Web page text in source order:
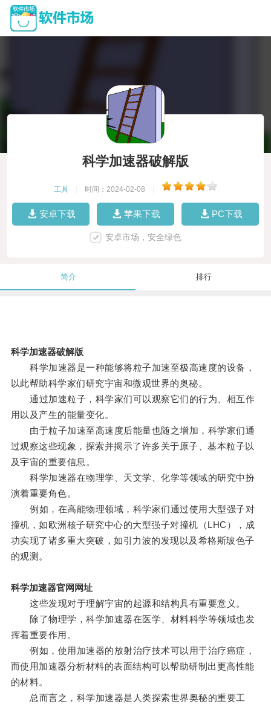
科学加速器破解版
工具 时间：2024-02-08
安卓下载 苹果下载 PC下载
安卓市场，安全绿色
简介 排行
科学加速器破解版
科学加速器是一种能够将粒子加速至极高速度的设备，
以此帮助科学家们研究宇宙和微观世界的奥秘。
通过加速粒子，科学家们可以观察它们的行为、相互作
用以及产生的能量变化。
由于粒子加速至高速度后能量也随之增加，科学家们通
过观察这些现象，探索并揭示了许多关于原子、基本粒子以
及宇宙的重要信息。
科学加速器在物理学、天文学、化学等领域的研究中扮
演着重要角色。
例如，在高能物理领域，科学家们通过使用大型强子对
撞机，如欧洲核子研究中心的大型强子对撞机（LHC），成
功实现了诸多重大突破，如引力波的发现以及希格斯玻色子
的观测。
科学加速器官网网址
这些发现对于理解宇宙的起源和结构具有重要意义。
除了物理学，科学加速器在医学、材料科学等领域也发
挥着重要作用。
例如，使用加速器的放射治疗技术可以用于治疗癌症，
而使用加速器分析材料的表面结构可以帮助研制出更高性能
的材料。
总而言之，科学加速器是人类探索世界奥秘的重要工